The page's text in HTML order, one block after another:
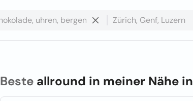
Beste allround in meiner Nähe in